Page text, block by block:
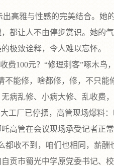
高雅与性感的完美结合。她
都让人不由停步赏识。她的
极致诠释，令人难以忘怀。
100元？“修理刺客”啄木鸟
修，啥都修，修，不只能
病乱修、小病大修、乱收费
厂已停摆，高管现场爆料：
管在会议现场承受记者正常
都收不到，咱们也相同，薪
市蜀光中学原党委书记、校